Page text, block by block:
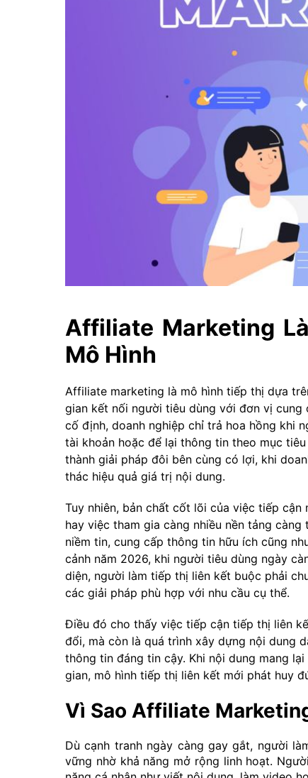
Affiliate Marketing
Mô Hình
Affiliate marketing là mô hình tiếp thị dựa
gian kết nối người tiêu dùng với đơn vị cung
cố định, doanh nghiệp chỉ trả hoa hồng khi
tài khoản hoặc để lại thông tin theo mục
thành giải pháp đôi bên cùng có lợi, khi
thác hiệu quả giá trị nội dung.
Tuy nhiên, bản chất cốt lõi của việc tiếp
hay việc tham gia càng nhiều nền tảng
niềm tin, cung cấp thông tin hữu ích cũng
cảnh năm 2026, khi người tiêu dùng ngày
diện, người làm tiếp thị liên kết buộc phải
các giải pháp phù hợp với nhu cầu cụ thể.
Điều đó cho thấy việc tiếp cận tiếp thị liên
đổi, mà còn là quá trình xây dựng nội dung
thông tin đáng tin cậy. Khi nội dung mang
gian, mô hình tiếp thị liên kết mới phát huy
Vì Sao Affiliate
Dù cạnh tranh ngày càng gay gắt, người
vững nhờ khả năng mở rộng linh hoạt.